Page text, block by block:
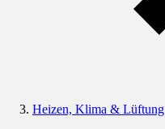
Heizen, Klima & Lüftung